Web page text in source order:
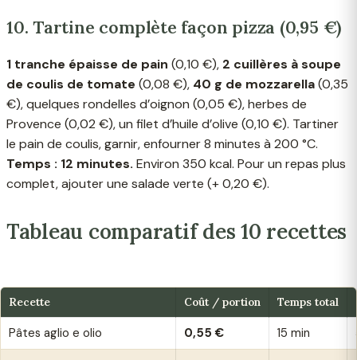
10. Tartine complète façon pizza (0,95 €)
1 tranche épaisse de pain (0,10 €), 2 cuillères à soupe
de coulis de tomate (0,08 €), 40 g de mozzarella(0,35
€), quelques rondelles d’oignon (0,05 €), herbes de
Provence (0,02 €), un filet d’huile d’olive (0,10 €). Tartiner
le pain de coulis, garnir, enfourner 8 minutes à 200 °C.
Temps : 12 minutes. Environ 350 kcal. Pour un repas plus
complet, ajouter une salade verte (+ 0,20 €).
Tableau comparatif des 10 recettes
Recette Coût / portion Temps total
Pâtes aglio e olio 0,55 € 15 min